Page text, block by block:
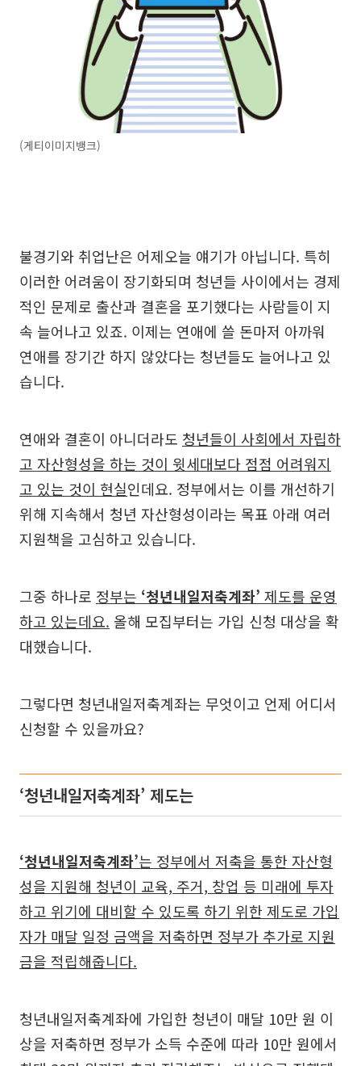
(게티이미지뱅크)
불경기와 취업난은 어제오늘 얘기가 아닙니다. 특히
이러한 어려움이 장기화되며 청년들 사이에서는 경제
적인 문제로 출산과 결혼을 포기했다는 사람들이 지
속 늘어나고 있죠. 이제는 연애에 쓸 돈마저 아까워
연애를 장기간 하지 않았다는 청년들도 늘어나고 있
습니다.
연애와 결혼이 아니더라도 청년들이 사회에서 자립하
고 자산형성을 하는 것이 윗세대보다 점점 어려워지
고 있는 것이 현실인데요. 정부에서는 이를 개선하기
위해 지속해서 청년 자산형성이라는 목표 아래 여러
지원책을 고심하고 있습니다.
그중 하나로 정부는 ‘청년내일저축계좌’ 제도를 운영
하고 있는데요. 올해 모집부터는 가입 신청 대상을 확
대했습니다.
그렇다면 청년내일저축계좌는 무엇이고 언제 어디서
신청할 수 있을까요?
‘청년내일저축계좌’ 제도는
‘청년내일저축계좌’는 정부에서 저축을 통한 자산형
성을 지원해 청년이 교육, 주거, 창업 등 미래에 투자
하고 위기에 대비할 수 있도록 하기 위한 제도로 가입
자가 매달 일정 금액을 저축하면 정부가 추가로 지원
금을 적립해줍니다.
청년내일저축계좌에 가입한 청년이 매달 10만 원 이
상을 저축하면 정부가 소득 수준에 따라 10만 원에서